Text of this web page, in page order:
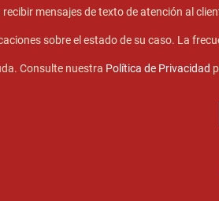
mensajes de texto de atención al
sobre el estado de su caso. La
Consulte nuestra Política de Privacidad